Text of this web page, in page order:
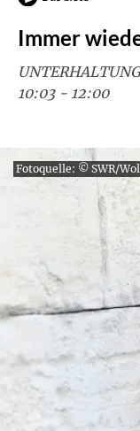
Immer
10:03 - 12:00
Fotoquelle: © SWR/